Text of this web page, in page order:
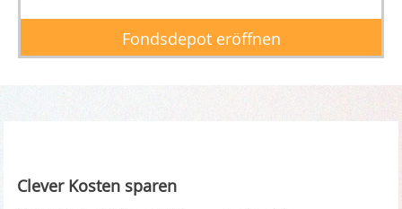
Fondsdepot eröffnen
Clever Kosten sparen